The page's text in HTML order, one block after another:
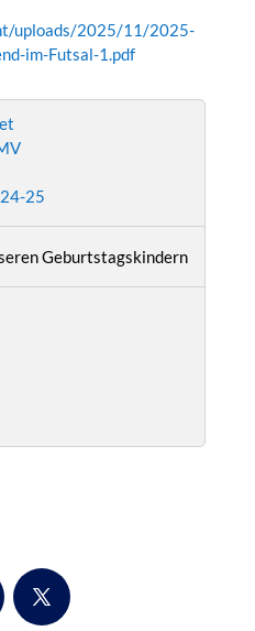
uploads/2025/11/2025-
im-Futsal-1.pdf
25
Geburtstagskindern